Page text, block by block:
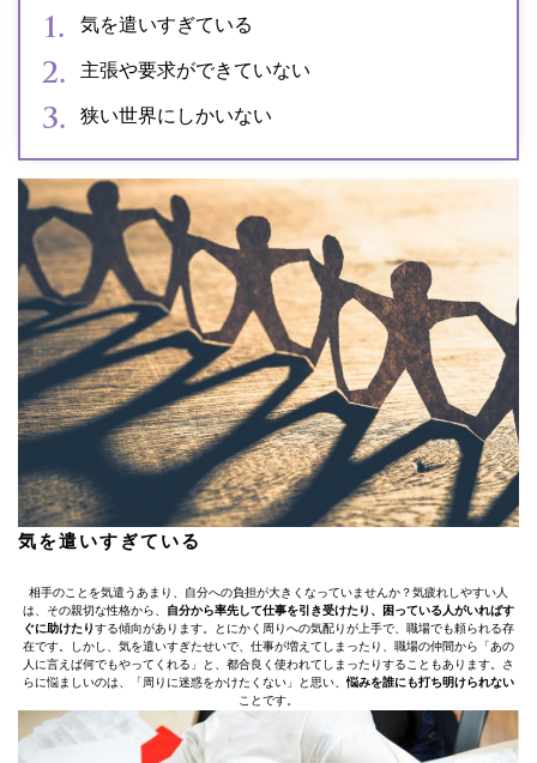
気を遣いすぎている
主張や要求ができていない
狭い世界にしかいない
気を遣いすぎている
相手のことを気遣うあまり、自分への負担が大きくなっていませんか？気疲れしやすい人
は、その親切な性格から、 自分から率先して仕事を引き受けたり、困っている人がいればす
ぐに助けたりする傾向があります。とにかく周りへの気配りが上手で、職場でも頼られる存
在です。しかし、気を遣いすぎたせいで、仕事が増えてしまったり、職場の仲間から「あの
人に言えば何でもやってくれる」と、都合良く使われてしまったりすることもあります。さ
らに悩ましいのは、「周りに迷惑をかけたくない」と思い、 悩みを誰にも打ち明けられない
ことです。